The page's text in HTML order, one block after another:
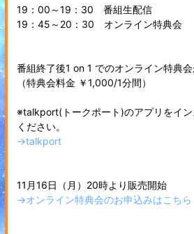
19：00～19：30 番組生配信
19：45～20：30 オンライン特典会
番組終了後1 on 1 でのオンライン特典会
（特典会料金 ￥1,000/1分間）
※talkport(トークポート)のアプリをイ
ください。
→talkport
11月16日（月）20時より販売開始
→オンライン特典会のお申込みはこちら